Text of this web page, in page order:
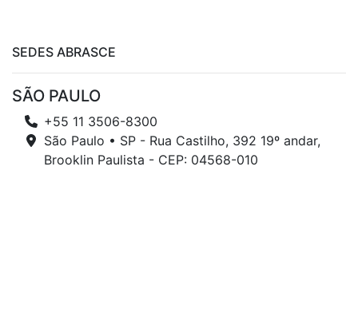
SEDES ABRASCE
SÃO PAULO
+55 11 3506-8300
São Paulo • SP - Rua Castilho, 392 19º andar,
Brooklin Paulista - CEP: 04568-010